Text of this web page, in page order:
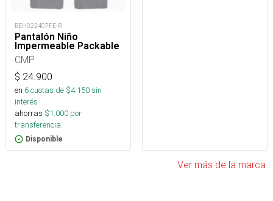
BEH022407FE-R
Pantalón Niño
Impermeable Packable
CMP
$ 24.900
en 6cuotas de $4.150sin
interés
ahorras $1.000 por
transferencia.
Disponible
Ver más de la marca